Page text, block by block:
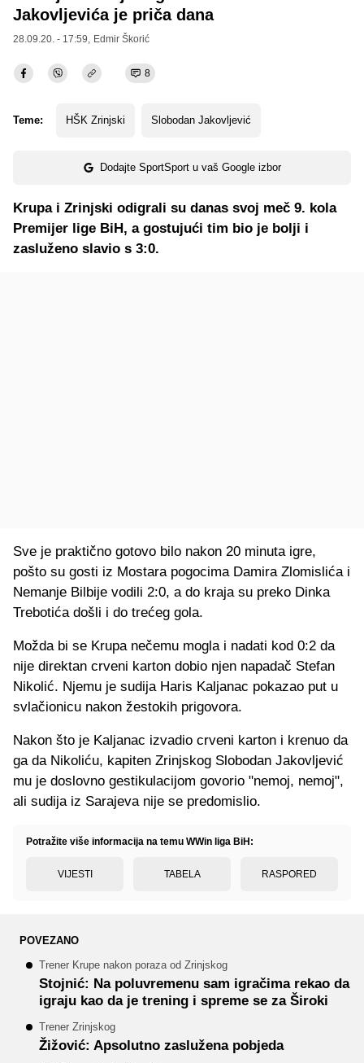
Jakovljevića je priča dana
28.09.20. - 17:59, Edmir Škorić
8
Teme: HŠK Zrinjski Slobodan Jakovljević
Dodajte SportSport u vaš Google izbor
Krupa i Zrinjski odigrali su danas svoj meč 9. kola
Premijer lige BiH, a gostujući tim bio je bolji i
zasluženo slavio s 3:0.
Sve je praktično gotovo bilo nakon 20 minuta igre,
pošto su gosti iz Mostara pogocima Damira Zlomislića i
Nemanje Bilbije vodili 2:0, a do kraja su preko Dinka
Trebotića došli i do trećeg gola.
Možda bi se Krupa nečemu mogla i nadati kod 0:2 da
nije direktan crveni karton dobio njen napadač Stefan
Nikolić. Njemu je sudija Haris Kaljanac pokazao put u
svlačionicu nakon žestokih prigovora.
Nakon što je Kaljanac izvadio crveni karton i krenuo da
ga da Nikoliću, kapiten Zrinjskog Slobodan Jakovljević
mu je doslovno gestikulacijom govorio "nemoj, nemoj",
ali sudija iz Sarajeva nije se predomislio.
Potražite više informacija na temu WWin liga BiH:
VIJESTI TABELA RASPORED
POVEZANO
Trener Krupe nakon poraza od Zrinjskog
Stojnić: Na poluvremenu sam igračima rekao da
igraju kao da je trening i spreme se za Široki
Trener Zrinjskog
Žižović: Apsolutno zaslužena pobjeda